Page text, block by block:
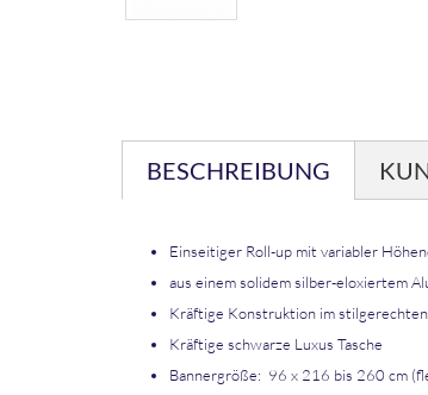
BESCHREIBUNG
Einseitiger Roll-up mit variabler
aus einem solidem silber-eloxiertem
Kräftige Konstruktion im stilgerechten
Kräftige schwarze Luxus Tasche
Bannergröße: 96 x 216 bis 260 cm